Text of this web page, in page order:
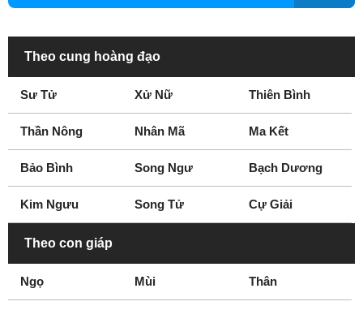
Theo cung hoàng đạo
Sư Tử Xử Nữ Thiên Bình
Thần Nông Nhân Mã Ma Kết
Bảo Bình Song Ngư Bạch Dương
Kim Ngưu Song Tử Cự Giải
Theo con giáp
Ngọ Mùi Thân